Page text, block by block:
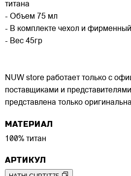
титана
- Объем 75 мл
- В комплекте чехол и
- Вес 45гр
NUW store работает только с
поставщиками и
представлена только
МАТЕРИАЛ
100% титан
АРТИКУЛ